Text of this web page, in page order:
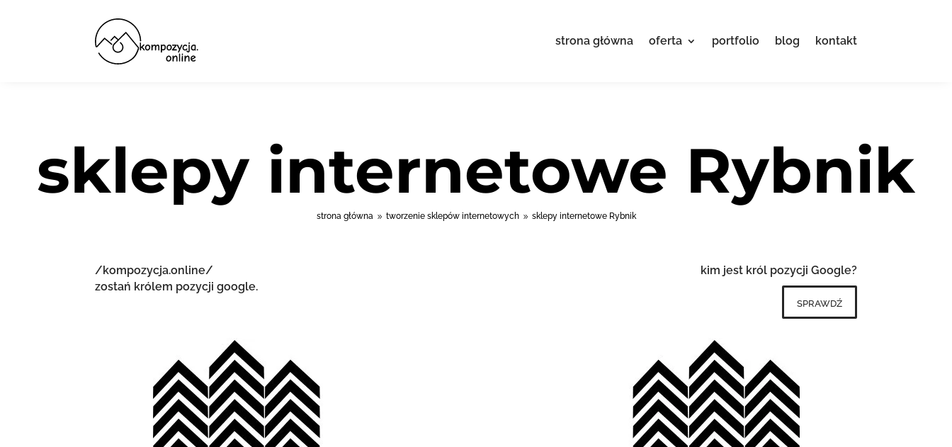
strona główna oferta portfolio blog kontakt
sklepy internetowe Rybnik
strona główna 9 tworzenie sklepów internetowych 9 sklepy internetowe Rybnik
/kompozycja.online/
zostań królem pozycji google.
kim jest król pozycji Google?
sprawdź